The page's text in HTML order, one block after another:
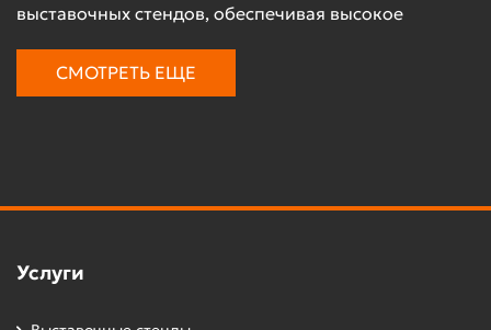
выставочных стендов, обеспечивая высокое
Виды стендов от «Expoprints»
Напольные стенды– классические решения,
Стенды с экраном
СМОТРЕТЬ ЕЩЕ
Услуги